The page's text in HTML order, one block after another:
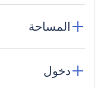
المساحة
دخول